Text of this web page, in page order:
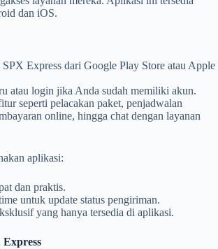
dan iOS.
Express dari Google Play Store atau Apple
atau login jika Anda sudah memiliki akun.
seperti pelacakan paket, penjadwalan
online, hingga chat dengan layanan
aplikasi:
dan praktis.
untuk update status pengiriman.
yang hanya tersedia di aplikasi.
Express